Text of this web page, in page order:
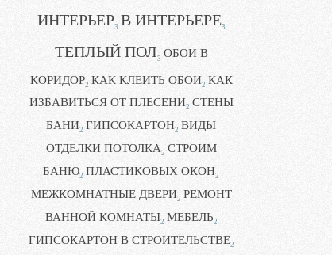
ИНТЕРЬЕР3 В ИНТЕРЬЕРЕ3
ТЕПЛЫЙ ПОЛ3 ОБОИ В
КОРИДОР2 КАК КЛЕИТЬ ОБОИ2 КАК
ИЗБАВИТЬСЯ ОТ ПЛЕСЕНИ2 СТЕНЫ
БАНИ2 ГИПСОКАРТОН2 ВИДЫ
ОТДЕЛКИ ПОТОЛКА2 СТРОИМ
БАНЮ2 ПЛАСТИКОВЫХ ОКОН2
МЕЖКОМНАТНЫЕ ДВЕРИ2 РЕМОНТ
ВАННОЙ КОМНАТЫ2 МЕБЕЛЬ2
ГИПСОКАРТОН В СТРОИТЕЛЬСТВЕ2